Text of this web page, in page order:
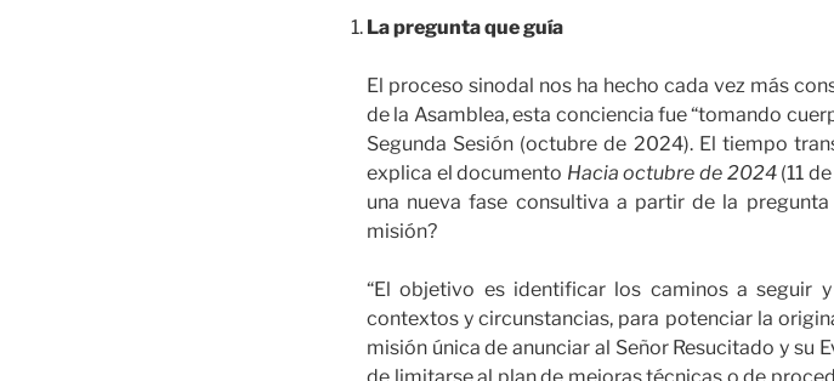
La pregunta que guía
El proceso sinodal nos ha hecho cada vez más
de la Asamblea, esta conciencia fue “tomando
Segunda Sesión (octubre de 2024). El tiempo
explica el documento Hacia octubre de 2024(11
una nueva fase consultiva a partir de la
misión?
“El objetivo es identificar los caminos a seguir
contextos y circunstancias, para potenciar la
misión única de anunciar al Señor Resucitado y su